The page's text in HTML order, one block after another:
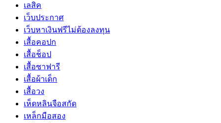
เลสิค
เว็บประกาศ
เว็บหาเงินฟรีไม่ต้องลงทุน
เสื้อคอปก
เสื้อช็อป
เสื้อซาฟารี
เสื้อผ้าเด็ก
เสื้อวง
เห็ดหลินจือสกัด
เหล็กมือสอง